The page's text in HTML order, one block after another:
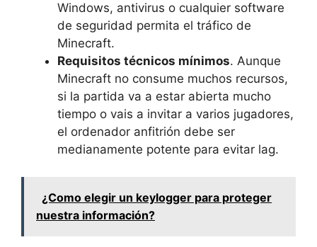
Windows, antivirus o cualquier software
de seguridad permita el tráfico de
Minecraft.
Requisitos técnicos mínimos. Aunque
Minecraft no consume muchos recursos,
si la partida va a estar abierta mucho
tiempo o vais a invitar a varios jugadores,
el ordenador anfitrión debe ser
medianamente potente para evitar lag.
¿Como elegir un keylogger para proteger
nuestra información?